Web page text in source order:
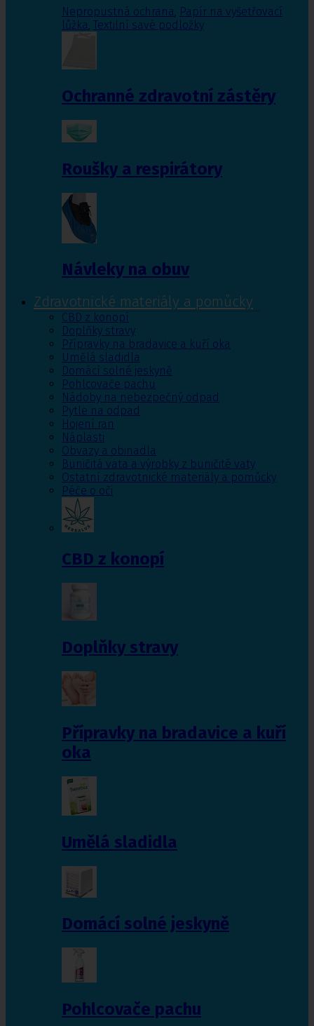
Nepropustná ochrana, Papír na vyšetřovací
lůžka, Textilní savé podložky
Ochranné zdravotní zástěry
Roušky a respirátory
Návleky na obuv
Zdravotnické materiály a pomůcky
CBD z konopí
Doplňky stravy
Přípravky na bradavice a kuří oka
Umělá sladidla
Domácí solné jeskyně
Pohlcovače pachu
Nádoby na nebezpečný odpad
Pytle na odpad
Hojení ran
Náplasti
Obvazy a obinadla
Buničitá vata a výrobky z buničité vaty
Ostatní zdravotnické materiály a pomůcky
Péče o oči
CBD z konopí
Doplňky stravy
Přípravky na bradavice a kuří
oka
Umělá sladidla
Domácí solné jeskyně
Pohlcovače pachu